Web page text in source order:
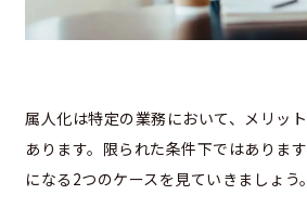
属人化は特定の業務において、メリッ
あります。限られた条件下ではありま
になる2つのケースを見ていきましょう。